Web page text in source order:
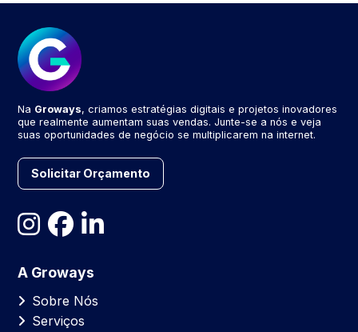
Na Groways, criamos estratégias digitais e projetos inovadores
que realmente aumentam suas vendas. Junte-se a nós e veja
suas oportunidades de negócio se multiplicarem na internet.
Solicitar Orçamento
A Groways
Sobre Nós
Serviços